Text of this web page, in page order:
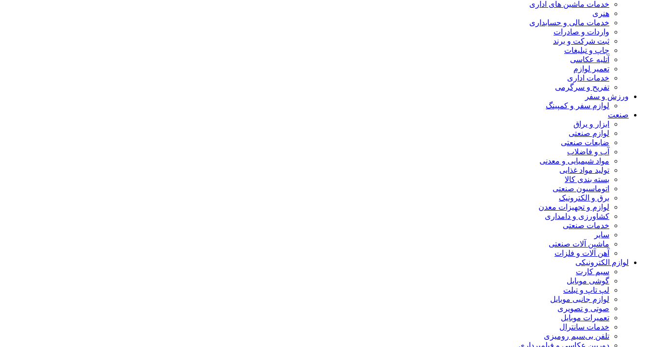
خدمات ماشین های اداری
هنری
خدمات مالی و حسابداری
واردات و صادرات
ثبت شرکت و برند
چاپ و تبلیغات
آتلیه عکاسی
تعمیر لوازم
خدمات اداری
تفریح و سرگرمی
ورزش و سفر
لوازم سفر و کمپینگ
صنعت
ابزار و یراق
لوازم صنعتی
ضایعات صنعتی
آب و فاضلاب
مواد شیمیایی و معدنی
تولید مواد غذایی
بسته بندی کالا
اتوماسیون صنعتی
برق و الکترونیک
لوازم و تجهیزات معدن
کشاورزی و دامداری
خدمات صنعتی
سایر
ماشین آلات صنعتی
آهن آلات و فلزات
لوازم الکترونیکی
سیم کارت
گوشی موبایل
لپ تاپ و تبلت
لوازم جانبی موبایل
صوتی و تصویری
تعمیرات موبایل
خدمات سانترال
تلفن بی‌سیم رومیزی